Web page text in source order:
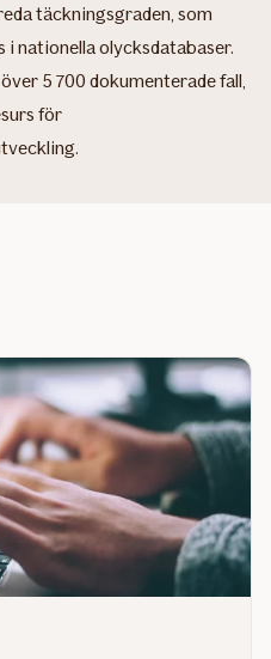
täckningsgraden, som
nationella olycksdatabaser.
5 700 dokumenterade fall,
för